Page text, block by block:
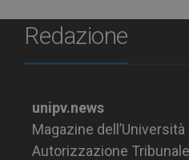
Redazione
unipv.news
Magazine
Autorizzazione